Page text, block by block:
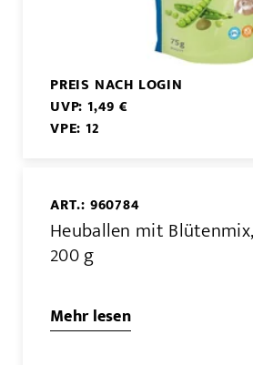
PREIS NACH LOGIN
UVP: 1,49 €
VPE: 12
ART.: 960784
Heuballen mit
200 g
Mehr lesen